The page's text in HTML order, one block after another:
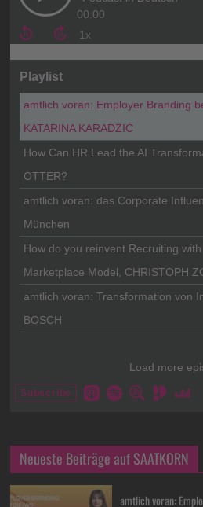
Neueste Beiträge auf SAATKORN
amtlich voran: